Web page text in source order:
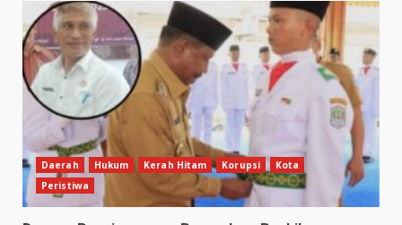
Daerah Hukum Kerah Hitam Korupsi
Kota
Peristiwa